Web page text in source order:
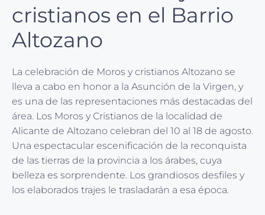
cristianos en el Barrio
Altozano
La celebración de Moros y cristianos Altozano se
lleva a cabo en honor a la Asunción de la Virgen, y
es una de las representaciones más destacadas del
área. Los Moros y Cristianos de la localidad de
Alicante de Altozano celebran del 10 al 18 de agosto.
Una espectacular escenificación de la reconquista
de las tierras de la provincia a los árabes, cuya
belleza es sorprendente. Los grandiosos desfiles y
los elaborados trajes le trasladarán a esa época.